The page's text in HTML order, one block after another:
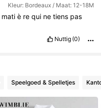
Kleur: Bordeaux / Maat: 12-18M
mati è re qui ne tiens pas
Nuttig (0)
Speelgoed & Spelletjes